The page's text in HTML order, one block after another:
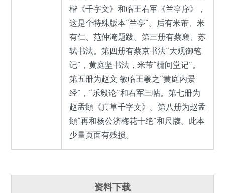
楷《千字文》和临王右军《兰亭序》，
这是个特殊版本“兰亭”。后有米芾、米
有仁、范仲淹题跋。第三册有蔡襄、苏
轼书法。第四册有蔡京书法“大观御笔
记”，黄庭坚书法，米芾“櫹间堂记”。
第五册为赵文 敏临王羲之“黄庭内景
经”，“乐毅论”和右军三帖。第七册为
赵孟頫《真草千字文》。第八册为赵孟
頫“再和杨公济梅花十绝”和尺牍。此本
少量页面有残损。
资料下载